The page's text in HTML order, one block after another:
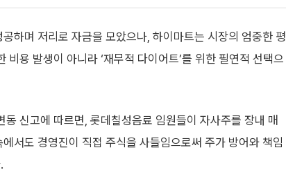
하며 저리로 자금을 모았으나, 하이마트는 시장의 엄중한 평
용 발생이 아니라 ‘재무적 다이어트’를 위한 필연적 선택으
신고에 따르면, 롯데칠성음료 임원들이 자사주를 장내 매
서도 경영진이 직접 주식을 사들임으로써 주가 방어와 책임